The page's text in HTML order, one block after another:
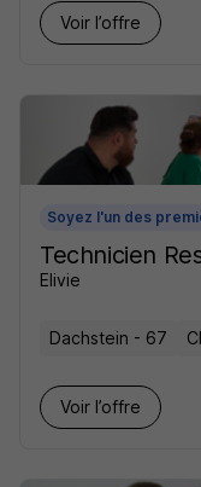
Voir l’offre
Soyez l'un des
Technicien
Elivie
Dachstein - 67
Voir l’offre